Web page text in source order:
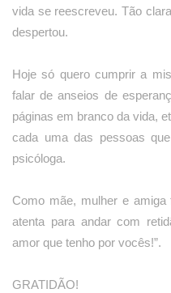
vida se reescreveu. Tão
despertou.
Hoje só quero cumprir a
falar de anseios de
páginas em branco da vida,
cada uma das pessoas
psicóloga.
Como mãe, mulher e amiga
atenta para andar com
amor que tenho por vocês!”.
GRATIDÃO!